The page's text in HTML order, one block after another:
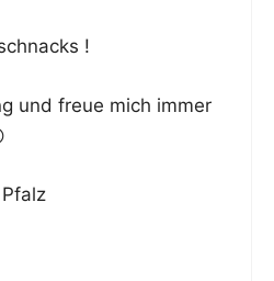
!
und freue mich immer